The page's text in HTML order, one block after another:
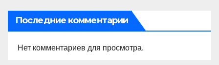
Последние комментарии
Нет комментариев для просмотра.